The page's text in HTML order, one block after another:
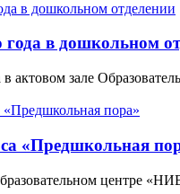
года в дошкольном
в актовом зале
«Предшкольная
центре